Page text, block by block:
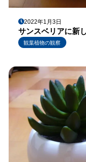
2022年1月3日
サンスベリアに新
観葉植物の観察